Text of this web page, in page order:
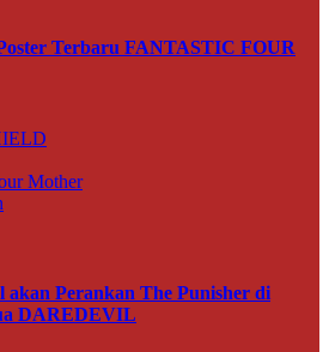
Terbaru FANTASTIC FOUR
Mother
akan Perankan The Punisher di
DAREDEVIL